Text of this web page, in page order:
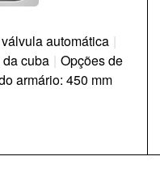
automática |
cuba | Opções de
armário: 450 mm